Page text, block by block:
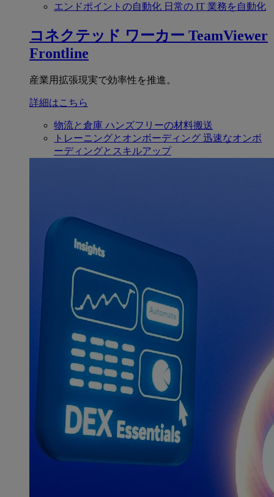
エンドポイントの自動化 日常の IT 業務を自動化
コネクテッド ワーカー TeamViewer
Frontline
産業用拡張現実で効率性を推進。
詳細はこちら
物流と倉庫 ハンズフリーの材料搬送
トレーニングとオンボーディング 迅速なオンボ
ーディングとスキルアップ